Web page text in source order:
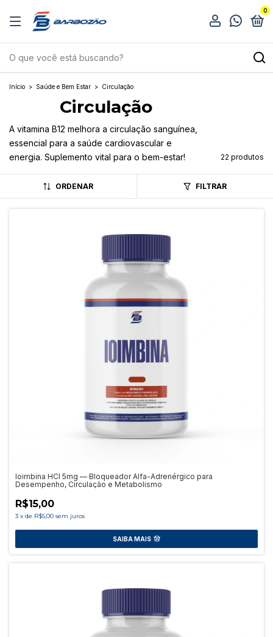
0
Início > Saúde e Bem Estar > Circulação
Circulação
A vitamina B12 melhora a circulação sanguínea,
essencial para a saúde cardiovascular e
energia. Suplemento vital para o bem-estar!
22 produtos
ORDENAR FILTRAR
Ioimbina HCI 5mg — Bloqueador Alfa-Adrenérgico para
Desempenho, Circulação e Metabolismo
R$15,00
3 x de R$5,00 sem juros
SAIBA MAIS